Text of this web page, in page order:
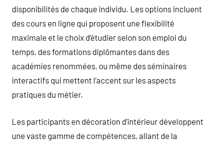
disponibilités de chaque individu. Les options incluent
des cours en ligne qui proposent une flexibilité
maximale et le choix d’étudier selon son emploi du
temps, des formations diplômantes dans des
académies renommées, ou même des séminaires
interactifs qui mettent l’accent sur les aspects
pratiques du métier.
Les participants en décoration d’intérieur développent
une vaste gamme de compétences, allant de la